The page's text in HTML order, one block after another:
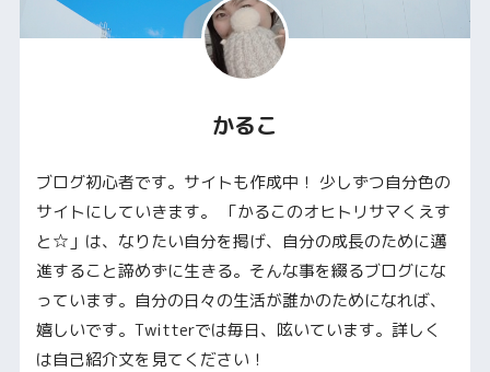
かるこ
ブログ初心者です。サイトも作成中！ 少しずつ自分色の
サイトにしていきます。 「かるこのオヒトリサマくえす
と☆」は、なりたい自分を掲げ、自分の成長のために邁
進すること諦めずに生きる。そんな事を綴るブログにな
っています。自分の日々の生活が誰かのためになれば、
嬉しいです。Twitterでは毎日、呟いています。詳しく
は自己紹介文を見てください！